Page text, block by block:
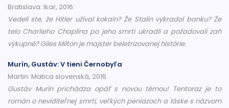
Bratislava: Ikar, 2016.
Vedeli ste, že Hitler užíval kokaín? Že Stalin vykradol banku? Že
telo Charlieho Chaplina po jeho smrti ukradli a požadovali zaň
výkupné? Giles Milton je majster beletrizovanej histórie.
Murín, Gustáv: V tieni Černobyľa
Martin: Matica slovenská, 2016.
Gustáv Murín prichádza opäť s novou témou! Tentoraz je to
román o neviditeľnej smrti, veľkých peniazoch a láske s názvom